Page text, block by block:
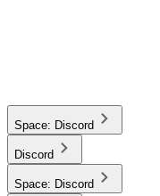
Space: Discord
Discord
Space: Discord